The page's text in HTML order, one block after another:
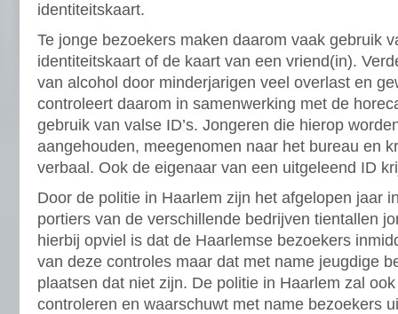
identiteitskaart.
Te jonge bezoekers maken daarom vaak gebruik
identiteitskaart of de kaart van een vriend(in).
van alcohol door minderjarigen veel overlast en
controleert daarom in samenwerking met de
gebruik van valse ID’s. Jongeren die hierop
aangehouden, meegenomen naar het bureau en
verbaal. Ook de eigenaar van een uitgeleend ID
Door de politie in Haarlem zijn het afgelopen jaar
portiers van de verschillende bedrijven tientallen
hierbij opviel is dat de Haarlemse bezoekers
van deze controles maar dat met name jeugdige
plaatsen dat niet zijn. De politie in Haarlem zal
controleren en waarschuwt met name bezoekers